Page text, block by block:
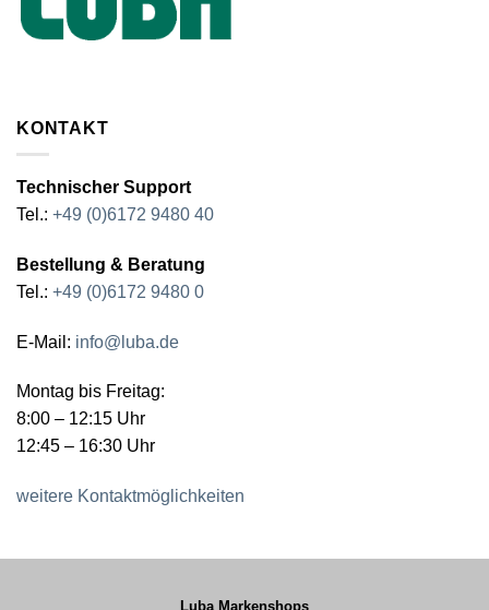
KONTAKT
Technischer Support
Tel.: +49 (0)6172 9480 40
Bestellung & Beratung
Tel.: +49 (0)6172 9480 0
E-Mail: info@luba.de
Montag bis Freitag:
8:00 – 12:15 Uhr
12:45 – 16:30 Uhr
weitere Kontaktmöglichkeiten
Luba Markenshops